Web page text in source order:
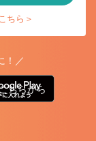
ちら＞
！／
ちらから